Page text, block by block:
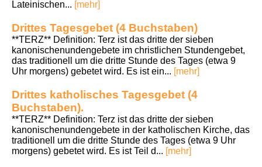
Lateinischen... [mehr]
Drittes Tagesgebet (4 Buchstaben)
**TERZ** Definition: Terz ist das dritte der sieben
kanonischenundengebete im christlichen Stundengebet,
das traditionell um die dritte Stunde des Tages (etwa 9
Uhr morgens) gebetet wird. Es ist ein... [mehr]
Drittes katholisches Tagesgebet (4
Buchstaben).
**TERZ** Definition: Terz ist das dritte der sieben
kanonischenundengebete in der katholischen Kirche, das
traditionell um die dritte Stunde des Tages (etwa 9 Uhr
morgens) gebetet wird. Es ist Teil d... [mehr]